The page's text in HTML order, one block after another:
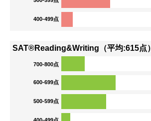
400-499点
SAT®Reading&Writing（平均:615点）
700-800点
600-699点
500-599点
400-499点